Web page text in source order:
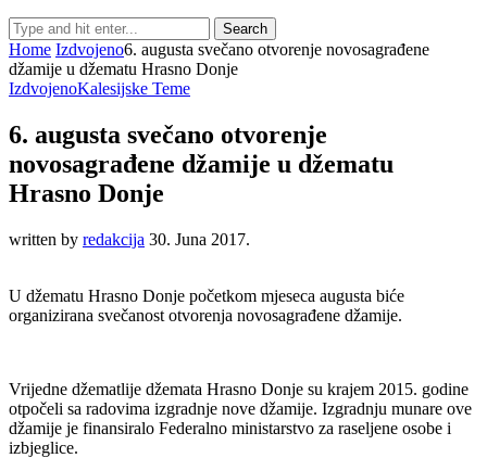
Search
Home Izdvojeno6. augusta svečano otvorenje novosagrađene
džamije u džematu Hrasno Donje
IzdvojenoKalesijske Teme
6. augusta svečano otvorenje
novosagrađene džamije u džematu
Hrasno Donje
written by redakcija 30. Juna 2017.
U džematu Hrasno Donje početkom mjeseca augusta biće
organizirana svečanost otvorenja novosagrađene džamije.
Vrijedne džematlije džemata Hrasno Donje su krajem 2015. godine
otpočeli sa radovima izgradnje nove džamije. Izgradnju munare ove
džamije je finansiralo Federalno ministarstvo za raseljene osobe i
izbjeglice.